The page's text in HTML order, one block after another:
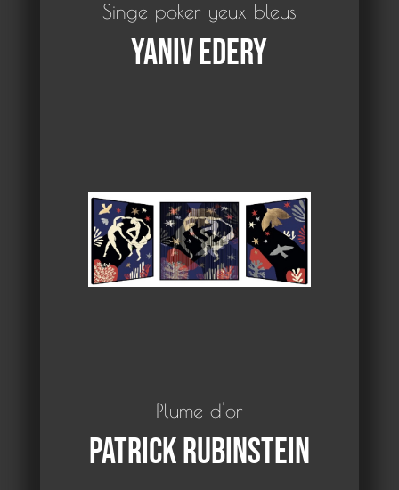
Singe poker yeux bleus
Yaniv Edery
Plume d'or
Patrick Rubinstein